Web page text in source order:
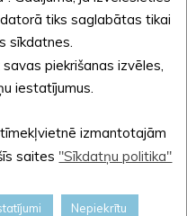
Egila Levita
datorā tiks saglabātas tikai
sīkdatnes.
piekrišanas izvēles,
iestatījumus.
izmantotajām
saites "Sīkdatņu politika"
Nepiekrītu